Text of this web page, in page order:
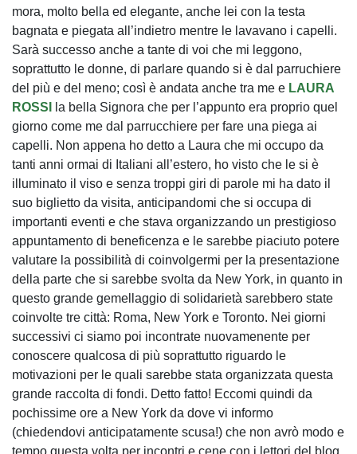
mora, molto bella ed elegante, anche lei con la testa
bagnata e piegata all’indietro mentre le lavavano i capelli.
Sarà successo anche a tante di voi che mi leggono,
soprattutto le donne, di parlare quando si è dal parruchiere
del più e del meno; così è andata anche tra me e LAURA
ROSSI
la bella Signora che per l’appunto era proprio quel
giorno come me dal parrucchiere per fare una piega ai
capelli. Non appena ho detto a Laura che mi occupo da
tanti anni ormai di Italiani all’estero, ho visto che le si è
illuminato il viso e senza troppi giri di parole mi ha dato il
suo biglietto da visita, anticipandomi che si occupa di
importanti eventi e che stava organizzando un prestigioso
appuntamento di beneficenza e le sarebbe piaciuto potere
valutare la possibilità di coinvolgermi per la presentazione
della parte che si sarebbe svolta da New York, in quanto in
questo grande gemellaggio di solidarietà sarebbero state
coinvolte tre città: Roma, New York e Toronto. Nei giorni
successivi ci siamo poi incontrate nuovamenente per
conoscere qualcosa di più soprattutto riguardo le
motivazioni per le quali sarebbe stata organizzata questa
grande raccolta di fondi. Detto fatto! Eccomi quindi da
pochissime ore a New York da dove vi informo
(chiedendovi anticipatamente scusa!) che non avrò modo e
tempo questa volta per incontri e cene con i lettori del blog.